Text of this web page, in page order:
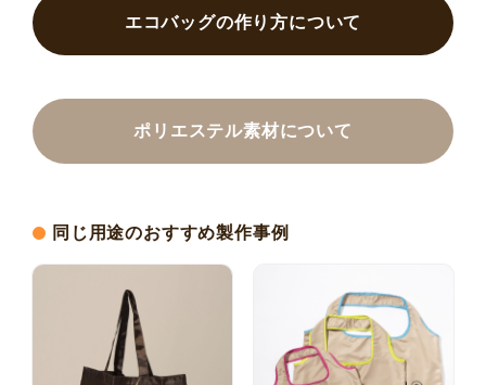
エコバッグの作り方について
ポリエステル素材について
同じ用途のおすすめ製作事例